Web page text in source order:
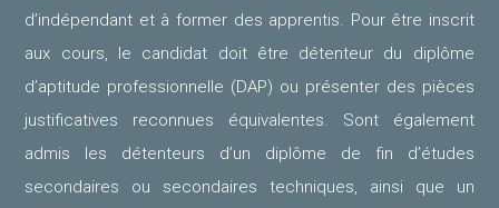
d’indépendant et à former des apprentis. Pour être inscrit
aux cours, le candidat doit être détenteur du diplôme
d’aptitude professionnelle (DAP) ou présenter des pièces
justificatives reconnues équivalentes. Sont également
admis les détenteurs d’un diplôme de fin d’études
secondaires ou secondaires techniques, ainsi que un